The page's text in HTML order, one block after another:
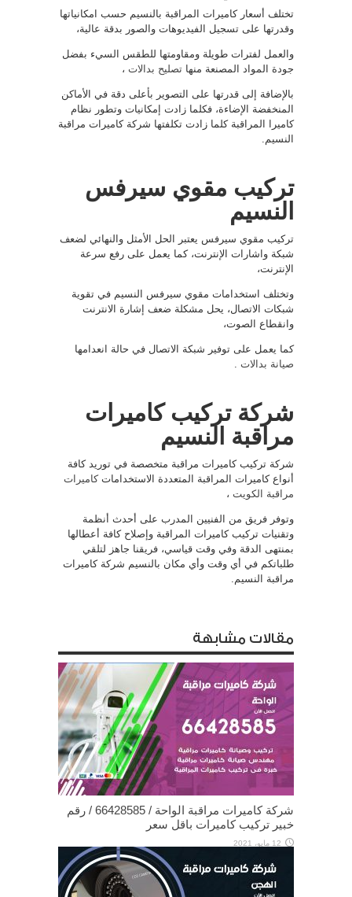
تختلف أسعار كاميرات المراقبة بالنسيم حسب امكانياتها
وقدرتها على تسجيل الفيديوهات والصور بدقة عالية،
والعمل لفترات طويلة ومقاومتها للطقس السيء بفضل
جودة المواد المصنعة منها تصليح بدالات ،
بالإضافة إلى قدرتها على التصوير بأعلى دقة في الأماكن
المنخفضة الإضاءة، فكلما زادت إمكانيات وتطور نظام
كاميرا المراقبة كلما زادت تكلفتها شركة كاميرات مراقبة
النسيم.
تركيب مقوي سيرفس
النسيم
تركيب مقوي سيرفس يعتبر الحل الأمثل والنهائي لضعف
شبكة واشارات الإنترنت، كما يعمل على رفع سرعة
الإنترنت،
وتختلف استخدامات مقوي سيرفس النسيم في تقوية
شبكات الاتصال، يحل مشكلة ضعف إشارة الانترنت
وانقطاع الصوت،
كما يعمل على توفير شبكة الاتصال في حالة انعدامها
صيانة بدالات
شركة تركيب كاميرات
مراقبة النسيم
شركة تركيب كاميرات مراقبة متخصصة في توريد كافة
أنواع كاميرات المراقبة المتعددة الاستخداماتكاميرات
مراقبة الكويت ،
وتوفر فريق من الفنيين المدرب على أحدث أنظمة
وتقنيات تركيب كاميرات المراقبة وإصلاح كافة أعطالها
بمنتهى الدقة وفي وقت قياسي، فريقنا جاهز لتلقي
طلباتكم في أي وقت وأي مكان بالنسيم شركة كاميرات
مراقبة النسيم.
مقالات مشابهة
شركة كاميرات مراقبة الواحة / 66428585 / رقم
خبير تركيب كاميرات باقل سعر
12 مايو، 2021